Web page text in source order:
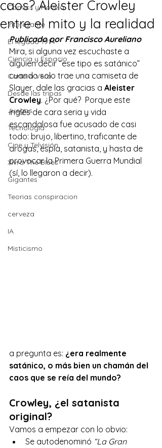
Comics y Novela
Interesante
El legado 1914
Ciencia y Espacio
Carta a Vera
Desde las tripas
Juegos
Tecnología
Cine y Telvisión
Xivra The Blues
Gigantes
Teorias conspiracion
cerveza
IA
Misticismo
caos? Aleister Crowley
entre el mito y la realidad
Publicado por Francisco Aureliano
Mira, si alguna vez escuchaste a
alguien decir “ese tipo es satánico”
cuando solo trae una camiseta de
Slayer, dale las gracias a Aleister
Crowley. ¿Por qué?  Porque este
inglés de cara seria y vida
escandalosa fue acusado de casi
todo: brujo, libertino, traficante de
drogas, espía, satanista, y hasta de
provocar la Primera Guerra Mundial
(sí, lo llegaron a decir).
a pregunta es: ¿era realmente
satánico, o más bien un chamán del
caos que se reía del mundo?
Crowley, ¿el satanista
original?
Vamos a empezar con lo obvio:
Se autodenominó “La Gran